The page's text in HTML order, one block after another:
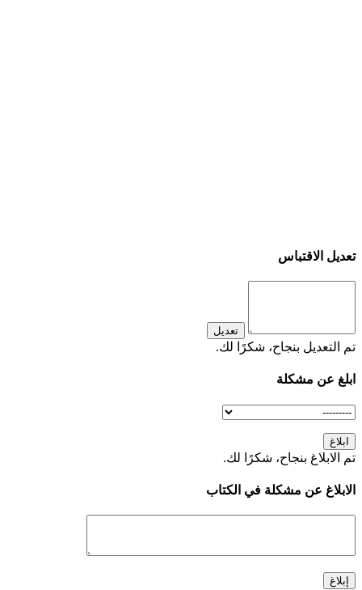
تعديل الاقتباس
تعديل
تم التعديل بنجاح، شكرًا لك.
ابلغ عن مشكلة
ابلاغ
تم الابلاغ بنجاح، شكرًا لك.
الابلاغ عن مشكلة في الكتاب
إبلاغ